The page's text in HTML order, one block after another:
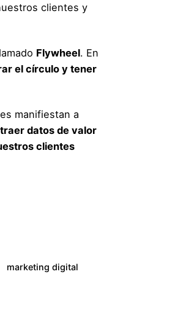
clientes y
Flywheel. En
el círculo y tener
manifiestan a
datos de valor
clientes
marketing digital